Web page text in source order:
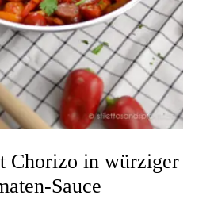
Chorizo in würziger
Sauce